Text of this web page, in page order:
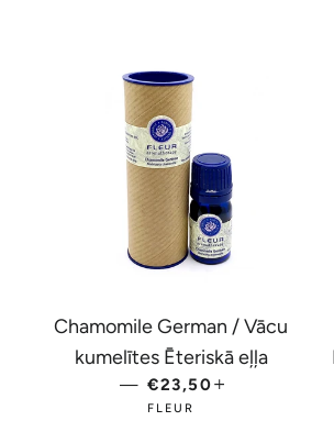
Chamomile German / Vācu
kumelītes Ēteriskā eļļa
— PARASTĀ CENA
€23,50
FLEUR